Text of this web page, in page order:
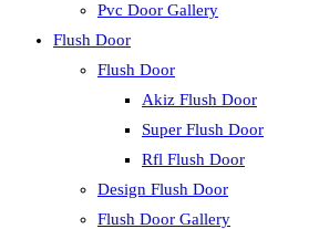
Pvc Door Gallery
Flush Door
Flush Door
Akiz Flush Door
Super Flush Door
Rfl Flush Door
Design Flush Door
Flush Door Gallery